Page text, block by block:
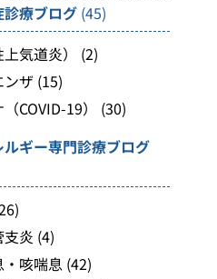
療ブログ (45)
気道炎）
(2)
ンザ (15)
COVID-19）
(30)
ギー専門診療ブログ
炎 (4)
・咳喘息 (42)